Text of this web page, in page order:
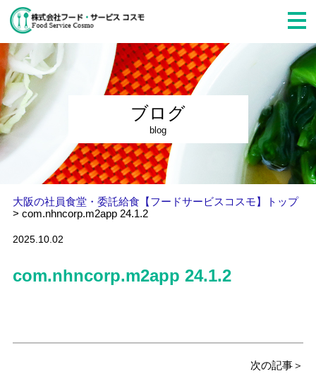
ブログ
blog
大阪の社員食堂・委託給食【フードサービスコスモ】トップ
> com.nhncorp.m2app 24.1.2
2025.10.02
com.nhncorp.m2app 24.1.2
次の記事＞